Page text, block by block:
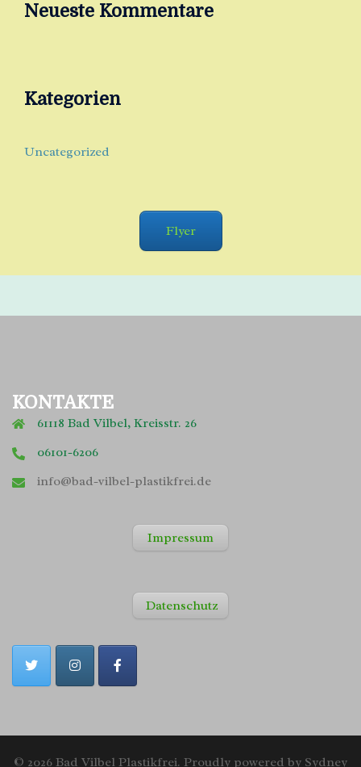
Neueste Kommentare
Kategorien
Uncategorized
Flyer
KONTAKTE
61118 Bad Vilbel, Kreisstr. 26
06101-6206
info@bad-vilbel-plastikfrei.de
Impressum
Datenschutz
© 2026 Bad Vilbel Plastikfrei. Proudly powered by Sydney